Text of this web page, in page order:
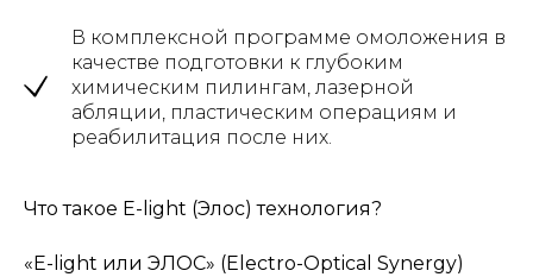
В комплексной программе омоложения в
качестве подготовки к глубоким
химическим пилингам, лазерной
абляции, пластическим операциям и
реабилитация после них.
Что такое E-light (Элос) технология?
«E-light или ЭЛОС» (Electro-Optical Synergy)